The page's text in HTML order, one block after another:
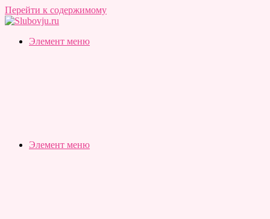
Перейти к содержимому
Slubovju.ru
Бесплатные
Элемент меню
Элемент меню